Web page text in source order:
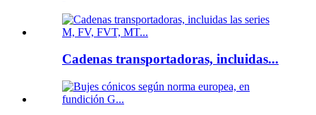
Cadenas transportadoras, incluidas...